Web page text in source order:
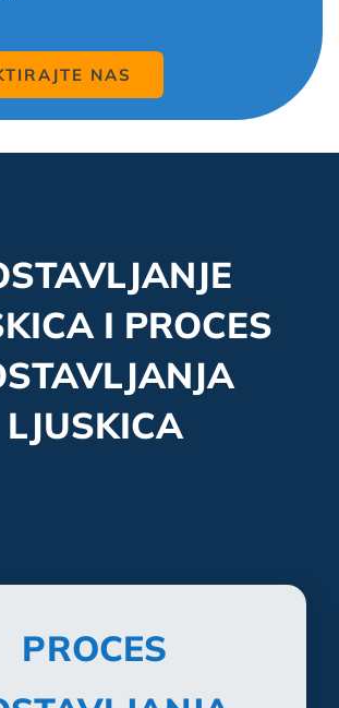
NAS
I PROCES
LJUSKICA
PROCES